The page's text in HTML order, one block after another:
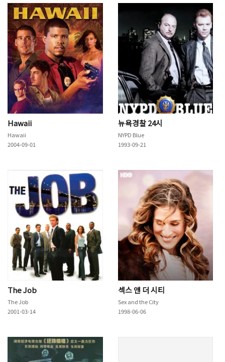
Hawaii
Hawaii
2004-09-01
뉴욕경찰 24시
NYPD Blue
1993-09-21
The Job
The Job
2001-03-14
섹스 앤 더 시티
Sex and the City
1998-06-06